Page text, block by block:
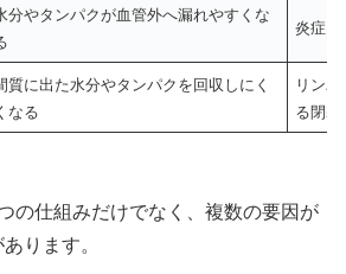
分やタンパクが血管外へ漏れやすくな
炎症
質に出た水分やタンパクを回収しにく
なる
リン
る閉塞
の仕組みだけでなく、複数の要因が
ります。